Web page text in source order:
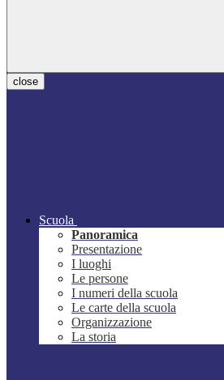
close
Scuola
Panoramica
Presentazione
I luoghi
Le persone
I numeri della scuola
Le carte della scuola
Organizzazione
La storia